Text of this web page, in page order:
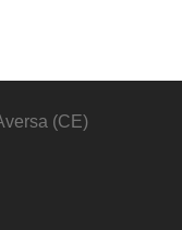
(CE)